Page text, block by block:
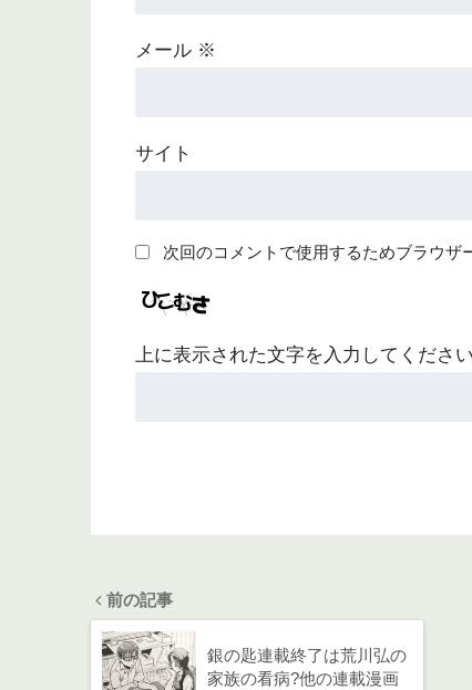
メール ※
サイト
次回のコメントで使用するためブラウザ
上に表示された文字を入力してください
前の記事
銀の匙連載終了は荒川弘の
家族の看病?他の連載漫画